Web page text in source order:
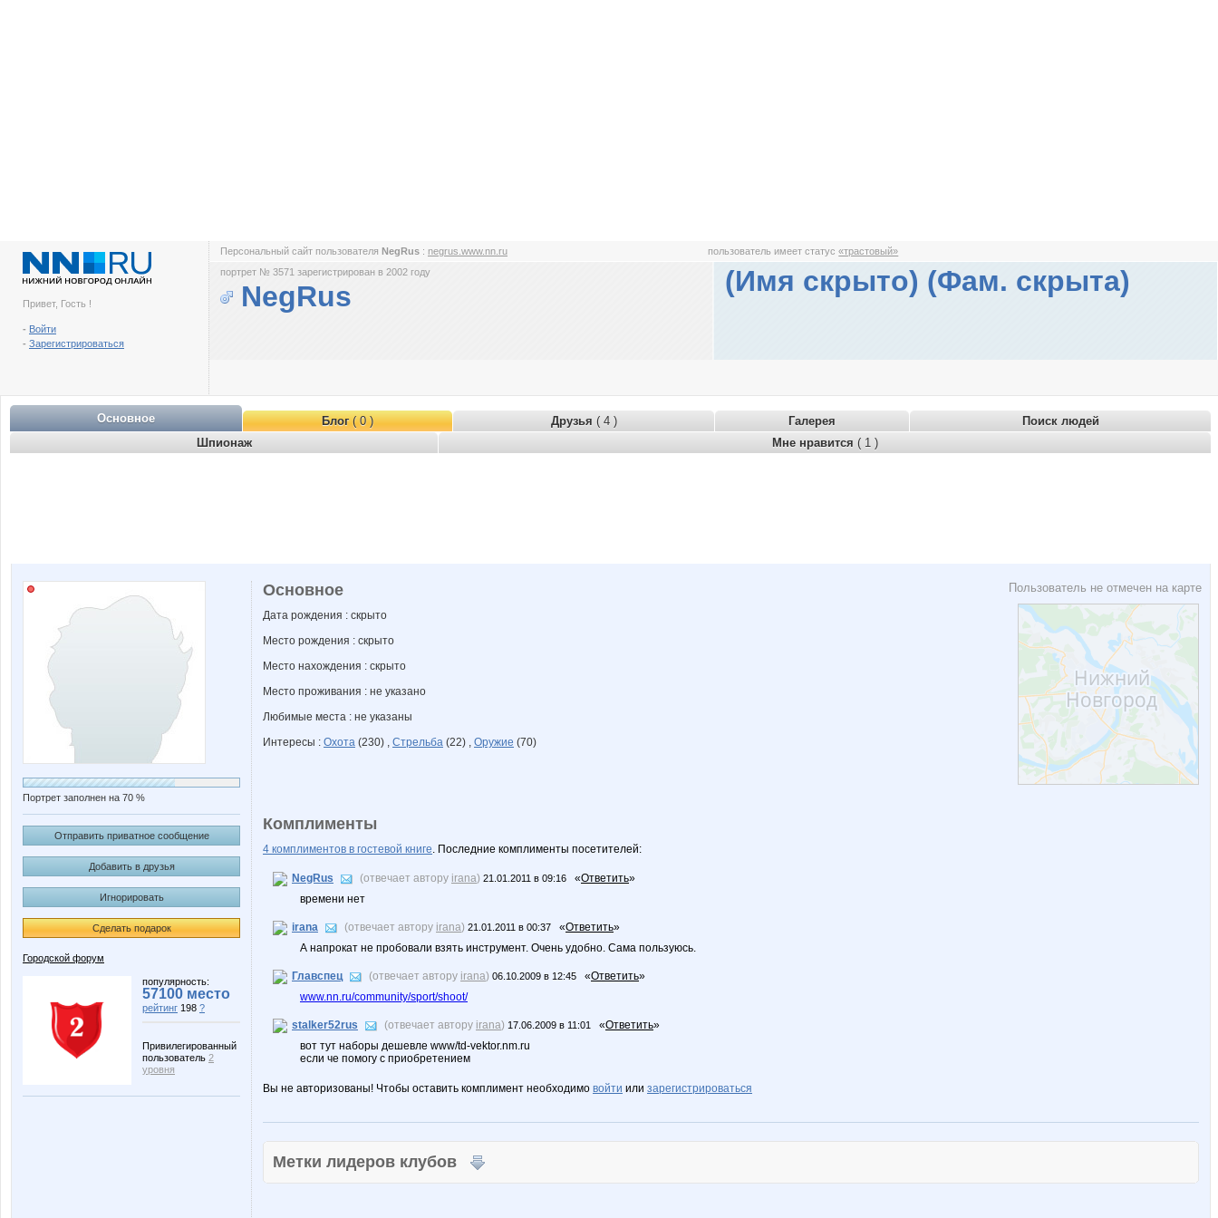
Привет, Гость !
- Войти
- Зарегистрироваться
Персональный сайт пользователя NegRus : negrus.www.nn.ru пользователь имеет статус«трастовый»
портрет № 3571 зарегистрирован в 2002 году
NegRus (Имя скрыто) (Фам. скрыта)
Основное Блог( 0 ) Друзья ( 4 ) Галерея
Поиск людей
Шпионаж
Мне нравится ( 1 )
Портрет заполнен на 70 %
Отправить приватное сообщение
Добавить в друзья
Игнорировать
Сделать подарок
Городской форум
популярность:
57100 место
рейтинг 198 ?
Привилегированный
пользователь 2
уровня
Пользователь не отмечен на карте
Основное
Дата рождения : скрыто
Место рождения : скрыто
Место нахождения : скрыто
Место проживания : не указано
Любимые места : не указаны
Интересы : Охота (230) , Стрельба (22) , Оружие (70)
Комплименты
4 комплиментов в гостевой книге. Последние комплименты посетителей:
NegRus (отвечает автору irana) 21.01.2011 в 09:16 «Ответить»
времени нет
irana (отвечает автору irana) 21.01.2011 в 00:37 «Ответить»
А напрокат не пробовали взять инструмент. Очень удобно. Сама пользуюсь.
Главспец (отвечает автору irana) 06.10.2009 в 12:45 «Ответить»
www.nn.ru/community/sport/shoot/
stalker52rus (отвечает автору irana) 17.06.2009 в 11:01 «Ответить»
вот тут наборы дешевле www/td-vektor.nm.ru
если че помогу с приобретением
Вы не авторизованы! Чтобы оставить комплимент необходимо войти или зарегистрироваться
Метки лидеров клубов